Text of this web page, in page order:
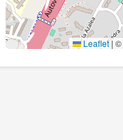
Leaflet|©